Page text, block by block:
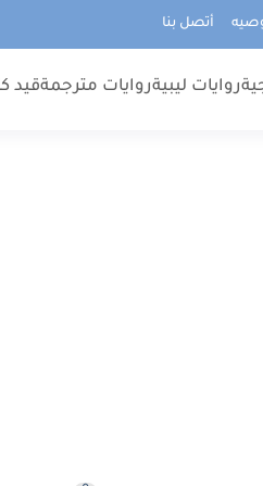
أتصل بنا
روايات ليبيةروايات مترجمةقيد